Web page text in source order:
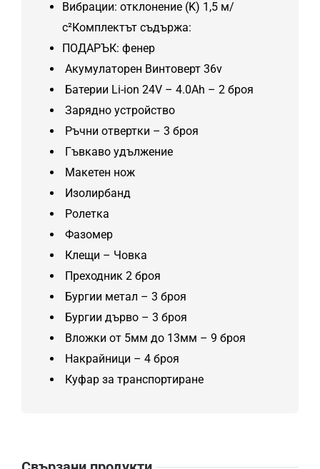
Вибрации: отклонение (K) 1,5 м/
с²Комплектът съдържа:
ПОДАРЪК: фенер
Акумулаторен Винтоверт 36v
Батерии Li-ion 24V – 4.0Ah – 2 броя
Зарядно устройство
Ръчни отвертки – 3 броя
Гъвкаво удължение
Макетен нож
Изолирбанд
Ролетка
Фазомер
Клещи – Човка
Преходник 2 броя
Бургии метал – 3 броя
Бургии дърво – 3 броя
Вложки от 5мм до 13мм – 9 броя
Накрайници – 4 броя
Куфар за транспортиране